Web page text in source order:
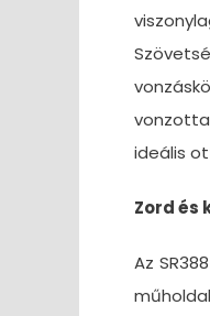
ideális
Zord és
Az